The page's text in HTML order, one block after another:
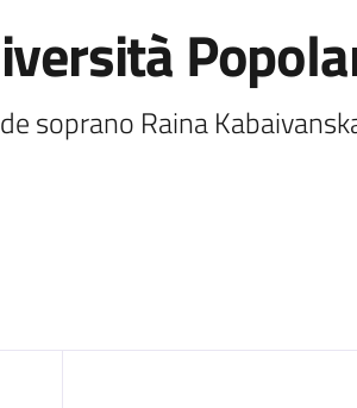
soprano Raina